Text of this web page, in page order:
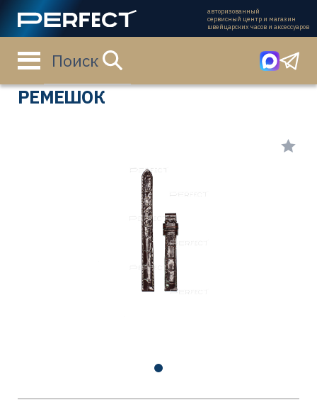
авторизованный
сервисный центр и магазин
швейцарских часов и аксессуаров
Поиск
Главная страница Каталог
РЕМЕШОК